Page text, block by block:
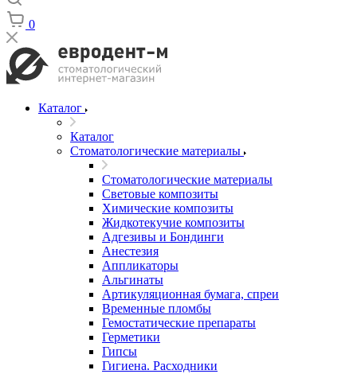
0
Каталог
Каталог
Стоматологические материалы
Стоматологические материалы
Световые композиты
Химические композиты
Жидкотекучие композиты
Адгезивы и Бондинги
Анестезия
Аппликаторы
Альгинаты
Артикуляционная бумага, спреи
Временные пломбы
Гемостатические препараты
Герметики
Гипсы
Гигиена. Расходники